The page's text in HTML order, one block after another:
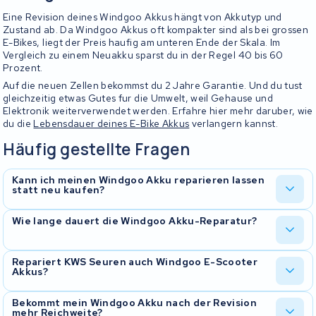
Eine Revision deines Windgoo Akkus hängt von Akkutyp und
Zustand ab. Da Windgoo Akkus oft kompakter sind als bei grossen
E-Bikes, liegt der Preis haufig am unteren Ende der Skala. Im
Vergleich zu einem Neuakku sparst du in der Regel 40 bis 60
Prozent.
Auf die neuen Zellen bekommst du 2 Jahre Garantie. Und du tust
gleichzeitig etwas Gutes fur die Umwelt, weil Gehause und
Elektronik weiterverwendet werden. Erfahre hier mehr daruber, wie
du dieLebensdauer deines E-Bike Akkus verlangern kannst.
Häufig gestellte Fragen
Kann ich meinen Windgoo Akku reparieren lassen
statt neu kaufen?
Ja, in den meisten Fallen ist eine Reparatur moglich und deutlich
gunstiger als ein neuer Akku. Bei KWS Seuren tauschen wir die
verschlissenen Zellen gegen neue Markenzellen. Du bekommst 2
Jahre Garantie auf die neuen Zellen und sparst gegenuber einem
Neuakku erheblich.
Wie lange dauert die Windgoo Akku-Reparatur?
In der Regel ist dein Akku innerhalb von 5 bis 10 Werktagen nach
Eingang in unserer Werkstatt fertig. Da Windgoo Akkus oft
kompakt gebaut sind, geht die Reparatur haufig zugig. Wir
informieren dich uber den aktuellen Stand.
Repariert KWS Seuren auch Windgoo E-Scooter
Akkus?
Ja, wir reparieren sowohl Windgoo E-Bike Akkus als auch E-
Bekommt mein Windgoo Akku nach der Revision
mehr Reichweite?